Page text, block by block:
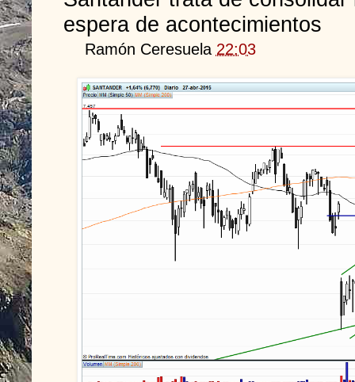
espera de acontecimientos
Ramón Ceresuela 22:03